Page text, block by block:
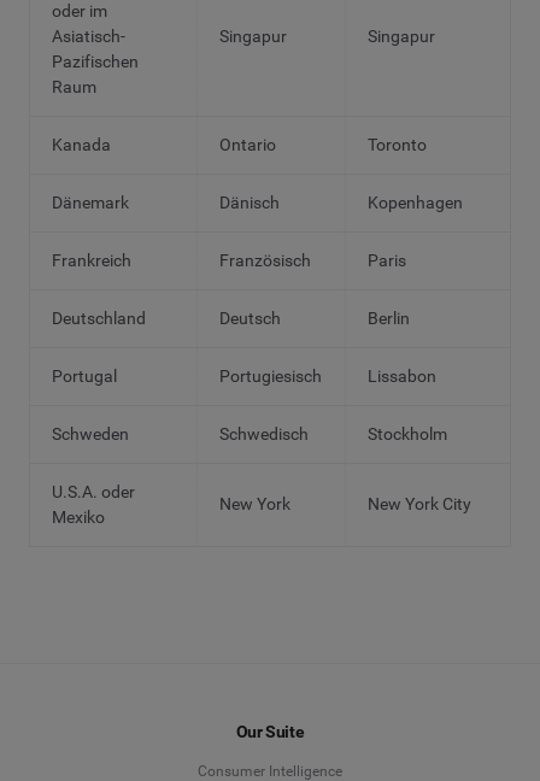
oder im
Asiatisch-
Pazifischen
Raum
Singapur Singapur
Kanada Ontario Toronto
Dänemark Dänisch Kopenhagen
Frankreich Französisch Paris
Deutschland Deutsch Berlin
Portugal Portugiesisch Lissabon
Schweden Schwedisch Stockholm
U.S.A. oder
Mexiko
New York New York City
Our Suite
Consumer Intelligence